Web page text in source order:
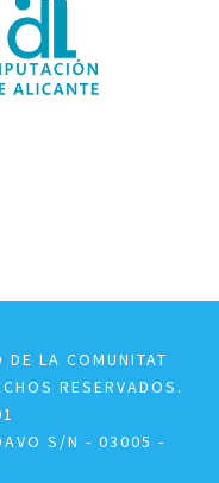
LA COMUNITAT
RESERVADOS.
S/N - 03005 -